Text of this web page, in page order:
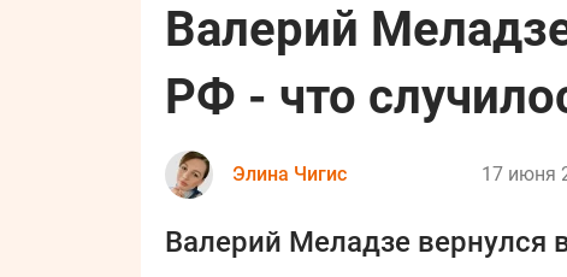
Валерий
РФ - что
Элина Чигис 17 июня
Валерий Меладзе вернулся